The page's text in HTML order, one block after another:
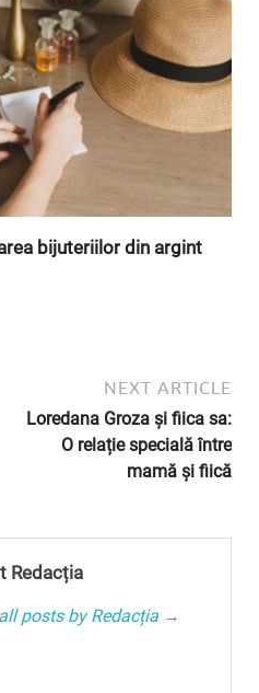
bijuteriilor din argint
NEXT ARTICLE
Loredana Groza și fiica sa:
O relație specială între
mamă și fiică
Redacția
posts by Redacția →